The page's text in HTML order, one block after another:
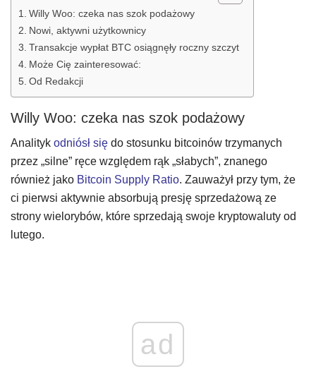
Willy Woo: czeka nas szok podażowy
Nowi, aktywni użytkownicy
Transakcje wypłat BTC osiągnęły roczny szczyt
Może Cię zainteresować:
Od Redakcji
Willy Woo: czeka nas szok podażowy
Analityk odniósł się do stosunku bitcoinów trzymanych
przez „silne” ręce względem rąk „słabych”, znanego
również jako Bitcoin Supply Ratio. Zauważył przy tym, że
ci pierwsi aktywnie absorbują presję sprzedażową ze
strony wielorybów, które sprzedają swoje kryptowaluty od
lutego.
ad